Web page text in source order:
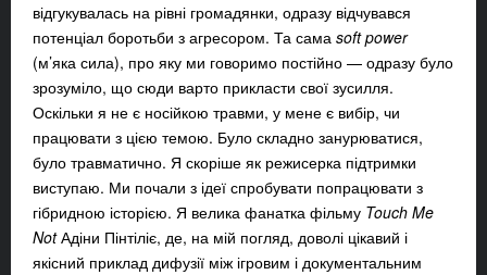
відгукувалась на рівні громадянки, одразу відчувався
потенціал боротьби з агресором. Та сама soft power
(м’яка сила), про яку ми говоримо постійно — одразу було
зрозуміло, що сюди варто прикласти свої зусилля.
Оскільки я не є носійкою травми, у мене є вибір, чи
працювати з цією темою. Було складно занурюватися,
було травматично. Я скоріше як режисерка підтримки
виступаю. Ми почали з ідеї спробувати попрацювати з
гібридною історією. Я велика фанатка фільму Touch Me
NotАдіни Пінтіліє, де, на мій погляд, доволі цікавий і
якісний приклад дифузії між ігровим і документальним